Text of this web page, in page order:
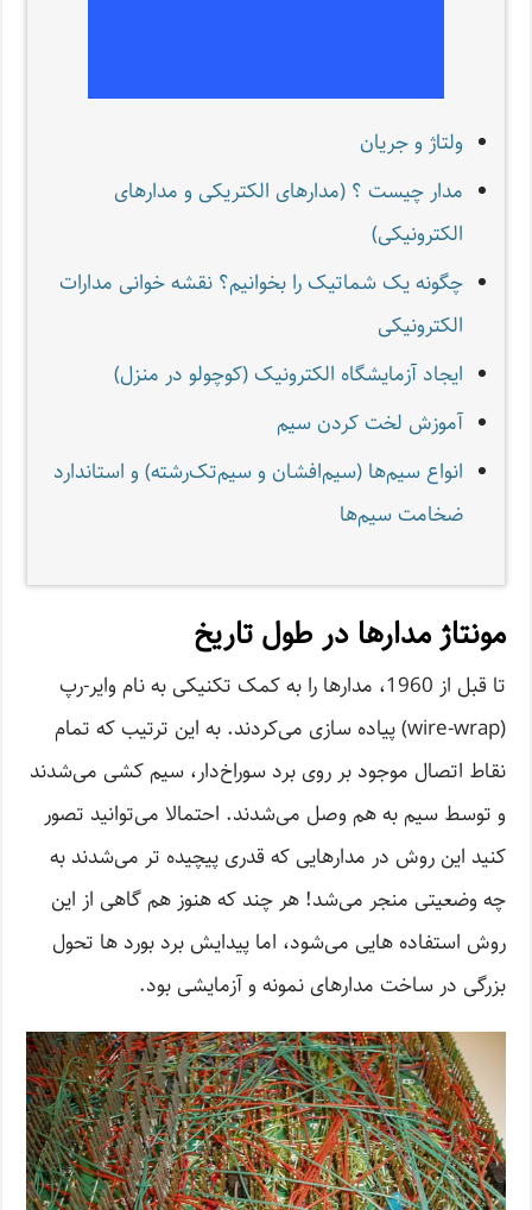
ولتاژ و جریان
مدار چیست ؟ (مدار‌های الکتریکی و مدار‌های
الکترونیکی)
چگونه یک شماتیک را بخوانیم؟ نقشه خوانی مدارات
الکترونیکی
ایجاد آزمایشگاه الکترونیک (کوچولو در منزل)
آموزش لخت کردن سیم
انواع سیم‌ها (سیم‌افشان و سیم‌تک‌رشته) و استاندارد
ضخامت سیم‌ها
مونتاژ مدارها در طول تاریخ
تا قبل از 1960، مدارها را به کمک تکنیکی به نام وایر-رپ
(wire-wrap) پیاده سازی می‌کردند. به این ترتیب که تمام
نقاط اتصال موجود بر روی برد سوراخ‌دار، سیم کشی می‌شدند
و توسط سیم به هم وصل می‌شدند. احتمالا می‌توانید تصور
کنید این روش در مدارهایی که قدری پیچیده تر می‌‌شدند به
چه وضعیتی منجر می‌شد! هر چند که هنوز هم گاهی از این
روش استفاده هایی می‌شود، اما پیدایش برد بورد ها تحول
بزرگی در ساخت مدارهای نمونه و آزمایشی بود.